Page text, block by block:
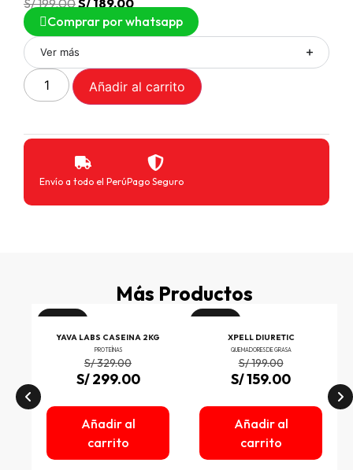
S/199.00S/189.00
Comprar por whatsapp
Ver más
Añadir al carrito
Envío a todo el PerúPago Seguro
Más Productos
YAVA LABS CASEINA 2KG
PROTEÍNAS
S/329.00
S/299.00
Añadir al
carrito
XPELL DIURETIC
QUEMADORES DE GRASA
S/199.00
S/159.00
Añadir al
carrito